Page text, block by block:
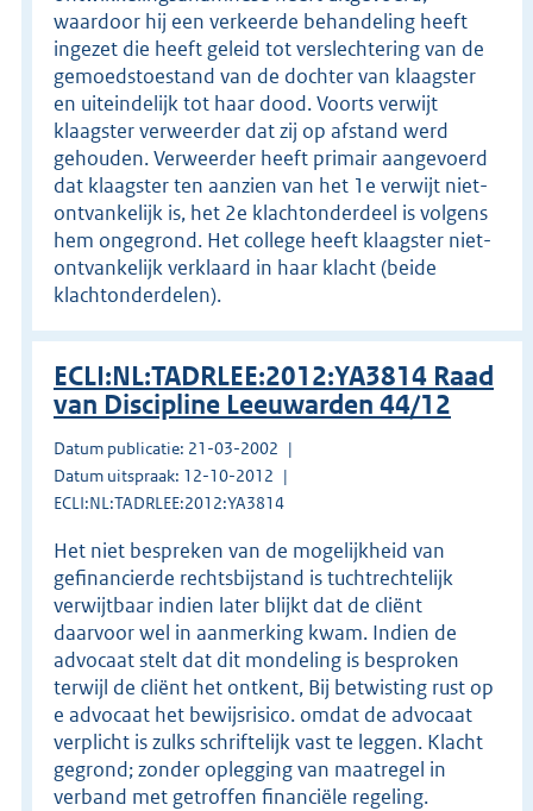
waardoor hij een verkeerde behandeling heeft
ingezet die heeft geleid tot verslechtering van de
gemoedstoestand van de dochter van klaagster
en uiteindelijk tot haar dood. Voorts verwijt
klaagster verweerder dat zij op afstand werd
gehouden. Verweerder heeft primair aangevoerd
dat klaagster ten aanzien van het 1e verwijt niet-
ontvankelijk is, het 2e klachtonderdeel is volgens
hem ongegrond. Het college heeft klaagster niet-
ontvankelijk verklaard in haar klacht (beide
klachtonderdelen).
ECLI:NL:TADRLEE:2012:YA3814 Raad
van Discipline Leeuwarden 44/12
Datum publicatie: 21-03-2002
Datum uitspraak: 12-10-2012
ECLI:NL:TADRLEE:2012:YA3814
Het niet bespreken van de mogelijkheid van
gefinancierde rechtsbijstand is tuchtrechtelijk
verwijtbaar indien later blijkt dat de cliënt
daarvoor wel in aanmerking kwam. Indien de
advocaat stelt dat dit mondeling is besproken
terwijl de cliënt het ontkent, Bij betwisting rust op
e advocaat het bewijsrisico. omdat de advocaat
verplicht is zulks schriftelijk vast te leggen. Klacht
gegrond; zonder oplegging van maatregel in
verband met getroffen financiële regeling.